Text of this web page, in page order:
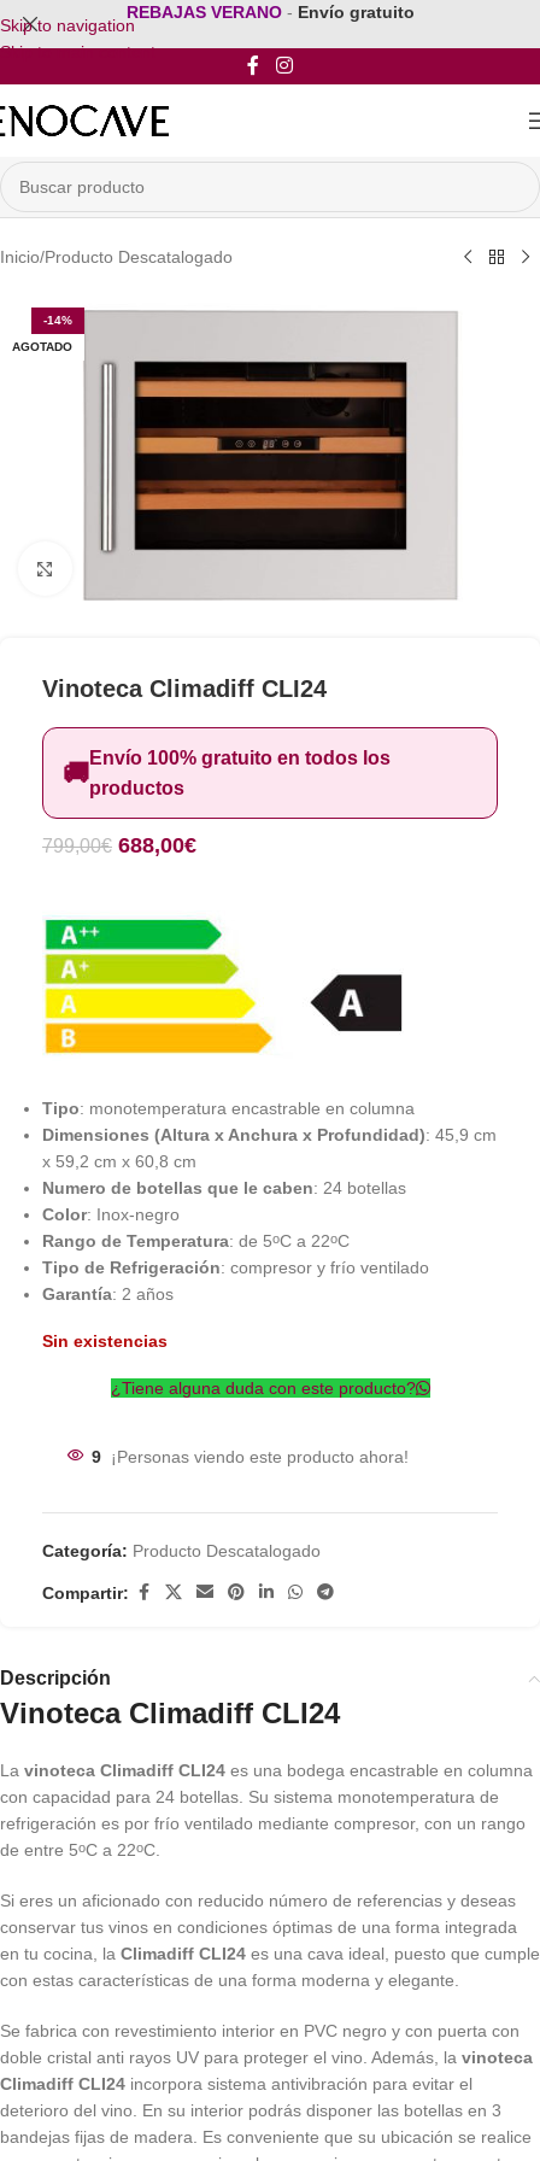
Skip to navigation
Skip to main content
REBAJAS VERANO - Envío gratuito
Inicio/Producto Descatalogado
-14%
AGOTADO
Vinoteca Climadiff CLI24
🚚Envío 100% gratuito en todos los
productos
799,00€ 688,00€
Tipo: monotemperatura encastrable en columna
Dimensiones (Altura x Anchura x Profundidad): 45,9 cm
x 59,2 cm x 60,8 cm
Numero de botellas que le caben: 24 botellas
Color: Inox-negro
Rango de Temperatura: de 5oC a 22oC
Tipo de Refrigeración: compresor y frío ventilado
Garantía: 2 años
Sin existencias
¿Tiene alguna duda con este producto?
9 ¡Personas viendo este producto ahora!
Categoría: Producto Descatalogado
Compartir:
Descripción
Vinoteca Climadiff CLI24
La vinoteca Climadiff CLI24 es una bodega encastrable en columna
con capacidad para 24 botellas. Su sistema monotemperatura de
refrigeración es por frío ventilado mediante compresor, con un rango
de entre 5oC a 22oC.
Si eres un aficionado con reducido número de referencias y deseas
conservar tus vinos en condiciones óptimas de una forma integrada
en tu cocina, la Climadiff CLI24 es una cava ideal, puesto que cumple
con estas características de una forma moderna y elegante.
Se fabrica con revestimiento interior en PVC negro y con puerta con
doble cristal anti rayos UV para proteger el vino. Además, la vinoteca
Climadiff CLI24 incorpora sistema antivibración para evitar el
deterioro del vino. En su interior podrás disponer las botellas en 3
bandejas fijas de madera. Es conveniente que su ubicación se realice